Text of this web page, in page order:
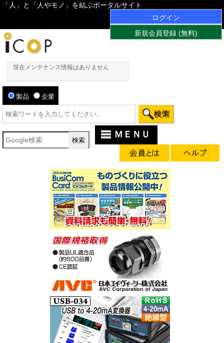
「人」と「人やモノ」を結ぶポータルサイト
ログイン
新規会員登録 (無料)
現在メンテナンス情報はありません
製品 企業
ＭＥＮＵ